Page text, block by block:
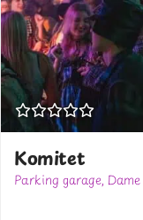
Komitet
Parking garage,